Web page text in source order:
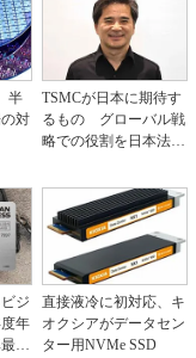
半
対
TSMCが日本に期待す
るもの グローバル戦
略での役割を日本法人
ジ
年
大
直接液冷に初対応、キ
オクシアがデータセン
ター用NVMe SSD